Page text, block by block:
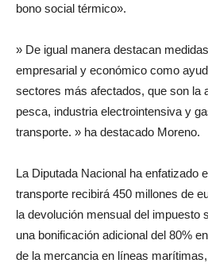
bono social térmico».
» De igual manera destacan
empresarial y económico como
sectores más afectados, que son la
pesca, industria electrointensiva y
transporte. » ha destacado Moreno.
La Diputada Nacional ha enfatizado
transporte recibirá 450 millones de
la devolución mensual del impuesto
una bonificación adicional del 80%
de la mercancia en líneas